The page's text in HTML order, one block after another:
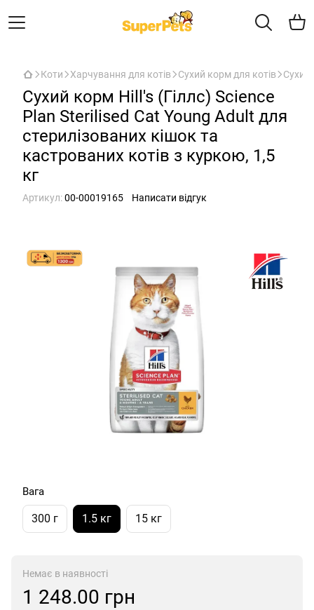
Коти Харчування для котів Сухий корм для котів Сухий
Сухий корм Hill's (Гіллс) Science
Plan Sterilised Cat Young Adult для
стерилізованих кішок та
кастрованих котів з куркою, 1,5
кг
Артикул:00-00019165 Написати відгук
Вага
300 г 1.5 кг 15 кг
Немає в наявності
1 248.00 грн